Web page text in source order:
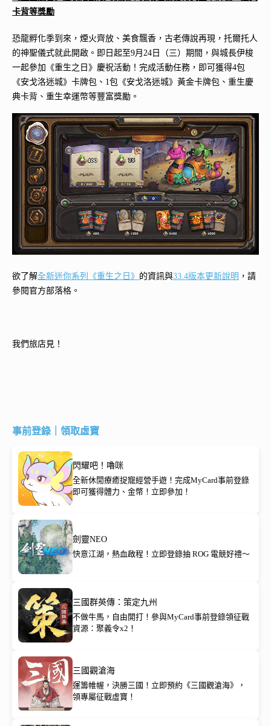
卡背等獎勵
恐龍孵化季到來，煙火齊放、美食飄香，古老傳說再現，托爾托人
的神聖儀式就此開啟。即日起至9月24日（三）期間，與城長伊梭
一起參加《重生之日》慶祝活動！完成活動任務，即可獲得4包
《安戈洛迷城》卡牌包、1包《安戈洛迷城》黃金卡牌包、重生慶
典卡背、重生幸運幣等豐富獎勵。
欲了解全新迷你系列《重生之日》 的資訊與33.4版本更新說明 ，請
參閱官方部落格。
我們旅店見！
事前登錄｜領取虛寶
閃耀吧！嚕咪
全新休閒療癒捉寵經營手遊！完成MyCard事前登錄
即可獲得體力、金幣！立即參加！
劍靈NEO
快意江湖，熱血啟程！立即登錄抽 ROG 電競好禮～
三國群英傳：策定九州
不做牛馬，自由開打！參與MyCard事前登錄領征戰
資源：聚義令x2！
三國觀滄海
運籌帷幄，決勝三國！立即預約《三國觀滄海》，
領專屬征戰虛寶！